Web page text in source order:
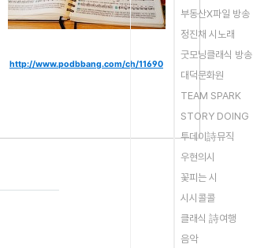
http://www.podbbang.com/ch/11690
부동산X파일 방송
정진채 시노래
굿모닝클래식 방송
대덕문화원
TEAM SPARK
STORY DOING
투데이詩뮤직
우현의시
꽃피는 시
시시콜콜
클래식 詩여행
음악